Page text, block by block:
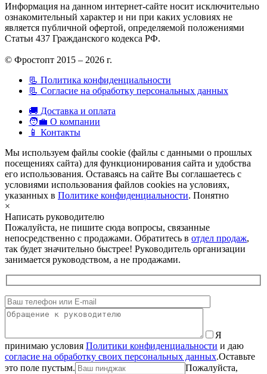
Информация на данном интернет-сайте носит исключительно
ознакомительный характер и ни при каких условиях не
является публичной офертой, определяемой положениями
Статьи 437 Гражданского кодекса РФ.
© Фростопт 2015 – 2026 г.
📃 Политика конфиденциальности
📃 Согласие на обработку персональных данных
🚚 Доставка и оплата
🧑‍💼 О компании
📱 Контакты
Мы используем файлы cookie (файлы с данными о прошлых
посещениях сайта) для функционирования сайта и удобства
его использования. Оставаясь на сайте Вы соглашаетесь с
условиями использования файлов cookies на условиях,
указанных в Политике конфиденциальности. Понятно
×
Написать руководителю
Пожалуйста, не пишите сюда вопросы, связанные
непосредственно с продажами. Обратитесь в отдел продаж,
так будет значительно быстрее! Руководитель организации
занимается руководством, а не продажами.
Я
принимаю условия Политики конфиденциальности и даю
согласие на обработку своих персональных данных.Оставьте
это поле пустым.
Пожалуйста,